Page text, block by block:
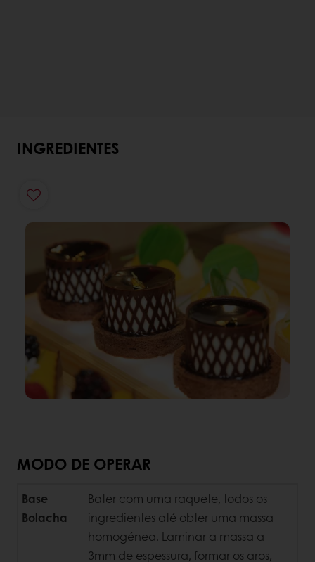
INGREDIENTES
MODO DE OPERAR
Base
Bolacha
Bater com uma raquete, todos os
ingredientes até obter uma massa
homogénea. Laminar a massa a
3mm de espessura, formar os aros,